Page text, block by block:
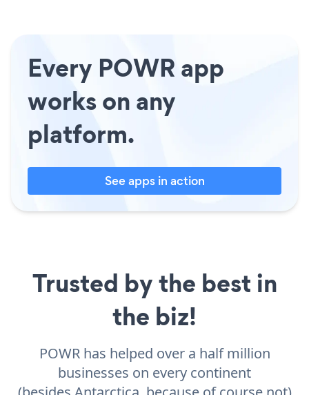
Every POWR app
works on any
platform.
See apps in action
Trusted by the best in
the biz!
POWR has helped over a half million
businesses on every continent